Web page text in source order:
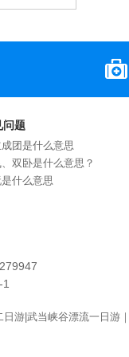
问题
团是什么意思
双卧是什么意思？
什么意思
游|武当峡谷漂流一日游